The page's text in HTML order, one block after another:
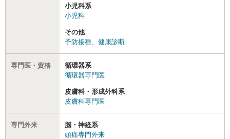
小児科系
小児科
その他
予防接種
健康診断
専門医・資格
循環器系
循環器専門医
皮膚科・形成外科系
皮膚科専門医
専門外来
脳・神経系
頭痛専門外来